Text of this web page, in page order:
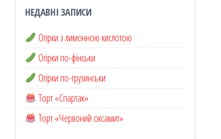
НЕДАВНІ ЗАПИСИ
Огірки з лимонною кислотою
Огірки по-фінськи
Огірки по-грузинськи
Торт «Спартак»
Торт «Червоний оксамит»